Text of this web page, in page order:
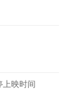
映时间